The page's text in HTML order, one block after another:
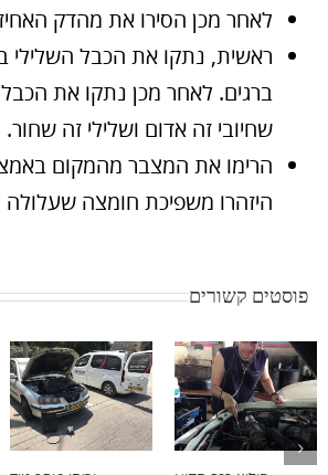
לאחר מכן הסירו את מהדק
ראשית, נתקו את הכבל
ברגים. לאחר מכן נתקו את הכבל
שחיובי זה אדום ושלילי זה שחור.
הרימו את המצבר מהמקום
היזהרו משפיכת חומצה שעלולה
פוסטים קשורים